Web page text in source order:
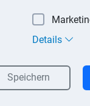
oder
Details
Speichern